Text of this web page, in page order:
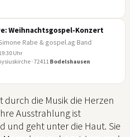
Weihnachtsgospel-Konzert
Rabe & gospel.ag Band
Uhr
· 72411 Bodelshausen
die Musik die Herzen
Ausstrahlung ist
und geht unter die Haut. Sie